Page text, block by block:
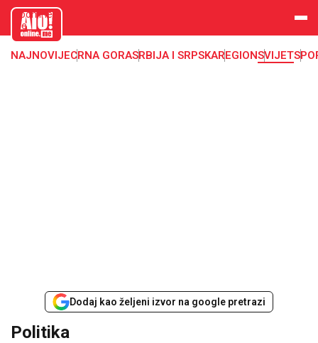
aloonline.
me
NAJNOVIJECRNA GORASRBIJA I SRPSKAREGIONSVIJET
Dodaj kao željeni izvor na google pretrazi
Politika